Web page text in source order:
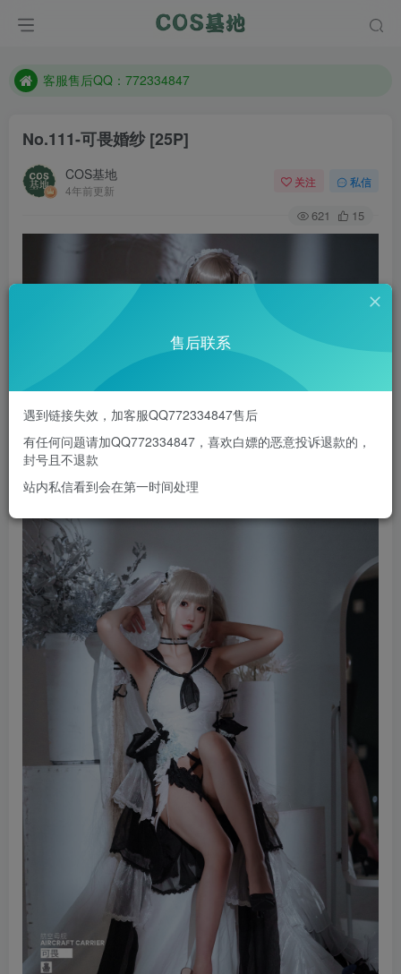
遇到任何问题加客服QQ：772334847
客服售后QQ：772334847
防失联：百度搜索《一七天佳》，实时查看最新站点。
No.111-可畏婚纱 [25P]
COS基地
4年前更新
关注 私信
621 15
售后联系
遇到链接失效，加客服QQ772334847售后
有任何问题请加QQ772334847，喜欢白嫖的恶意投诉退款的，
封号且不退款
站内私信看到会在第一时间处理